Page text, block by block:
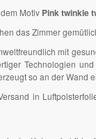
Motiv Pink twinkle
das Zimmer
mit
Technologien
so an der Wand
in